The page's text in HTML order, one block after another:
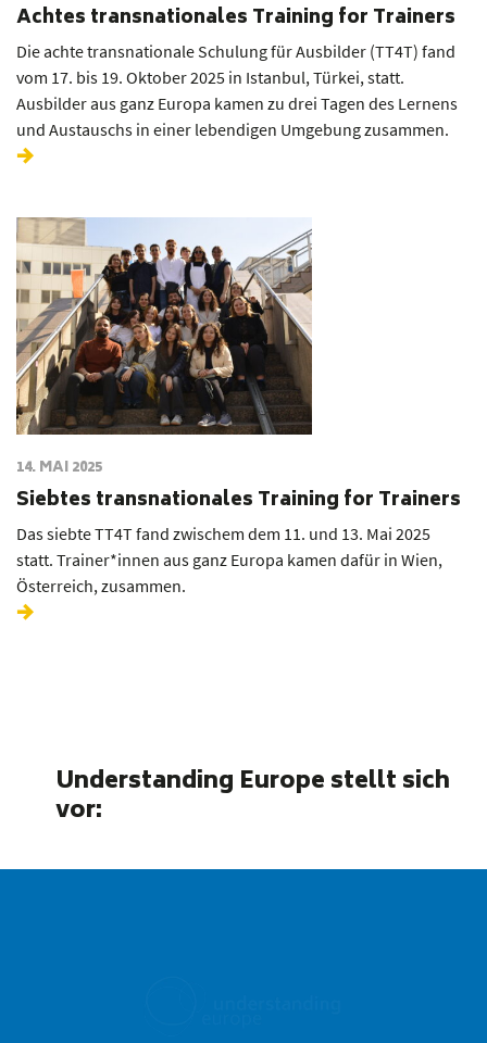
Achtes transnationales Training for Trainers
Die achte transnationale Schulung für Ausbilder (TT4T) fand
vom 17. bis 19. Oktober 2025 in Istanbul, Türkei, statt.
Ausbilder aus ganz Europa kamen zu drei Tagen des Lernens
und Austauschs in einer lebendigen Umgebung zusammen.
14. MAI 2025
Siebtes transnationales Training for Trainers
Das siebte TT4T fand zwischem dem 11. und 13. Mai 2025
statt. Trainer*innen aus ganz Europa kamen dafür in Wien,
Österreich, zusammen.
Understanding Europe stellt sich
vor: